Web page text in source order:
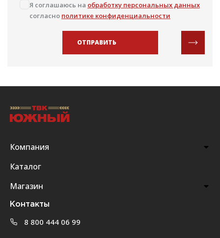
Я соглашаюсь на обработку персональных данных
согласно политике конфиденциальности
ОТПРАВИТЬ
Компания
Каталог
Магазин
Контакты
8 800 444 06 99